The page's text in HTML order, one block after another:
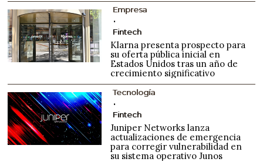
Empresa
Fintech
Klarna presenta prospecto para
su oferta pública inicial en
Estados Unidos tras un año de
crecimiento significativo
Tecnología
Fintech
Juniper Networks lanza
actualizaciones de emergencia
para corregir vulnerabilidad en
su sistema operativo Junos